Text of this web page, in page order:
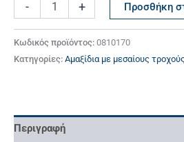
- + Προσθήκη
Κωδικός προϊόντος: 0810170
Κατηγορίες: Αμαξίδια με μεσαίους
Περιγραφή